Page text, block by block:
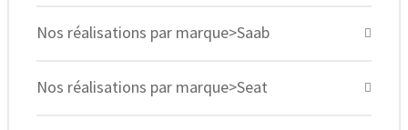
Nos réalisations par marque>Saab
Nos réalisations par marque>Seat